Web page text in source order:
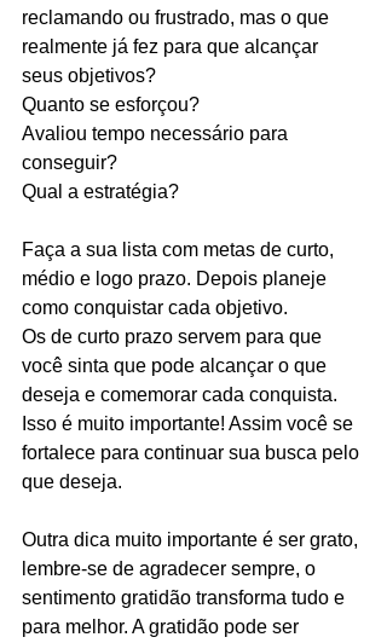
reclamando ou frustrado, mas o que
realmente já fez para que alcançar
seus objetivos?
Quanto se esforçou?
Avaliou tempo necessário para
conseguir?
Qual a estratégia?
Faça a sua lista com metas de curto,
médio e logo prazo. Depois planeje
como conquistar cada objetivo.
Os de curto prazo servem para que
você sinta que pode alcançar o que
deseja e comemorar cada conquista.
Isso é muito importante! Assim você se
fortalece para continuar sua busca pelo
que deseja.
Outra dica muito importante é ser grato,
lembre-se de agradecer sempre, o
sentimento gratidão transforma tudo e
para melhor. A gratidão pode ser